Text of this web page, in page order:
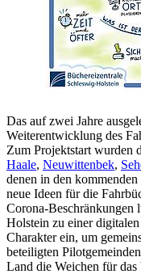
Das auf zwei Jahre
Weiterentwicklung des
Zum Projektstart wurden
Haale, Neuwittenbek,
denen in den
neue Ideen für die
Corona-Beschränkungen
Holstein zu einer
Charakter ein, um
beteiligten
Land die Weichen für das